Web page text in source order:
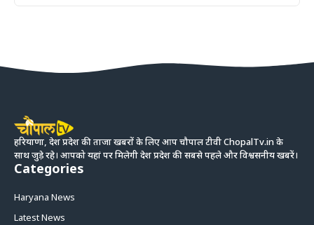
हरियाणा, देश प्रदेश की ताजा खबरों के लिए आप चौपाल टीवी ChopalTv.in के
साथ जुड़े रहे। आपको यहां पर मिलेगी देश प्रदेश की सबसे पहले और विश्वसनीय खबरें।
Categories
Haryana News
Latest News